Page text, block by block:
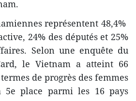
représentent 48,4%
24% des députés et 25%
Selon une enquête du
le Vietnam a atteint 66
de progrès des femmes
5e place parmi les 16 pays